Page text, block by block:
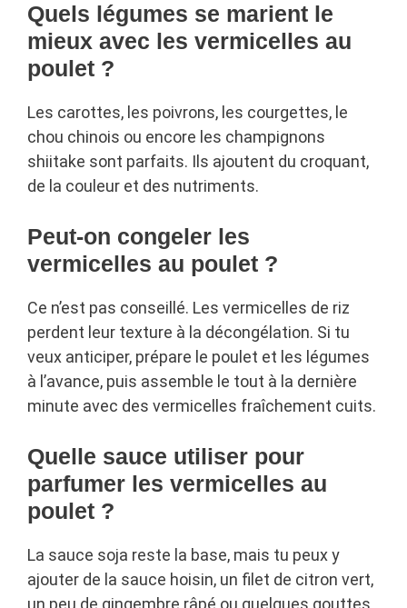
Quels légumes se marient le
mieux avec les vermicelles au
poulet ?
Les carottes, les poivrons, les courgettes, le
chou chinois ou encore les champignons
shiitake sont parfaits. Ils ajoutent du croquant,
de la couleur et des nutriments.
Peut-on congeler les
vermicelles au poulet ?
Ce n’est pas conseillé. Les vermicelles de riz
perdent leur texture à la décongélation. Si tu
veux anticiper, prépare le poulet et les légumes
à l’avance, puis assemble le tout à la dernière
minute avec des vermicelles fraîchement cuits.
Quelle sauce utiliser pour
parfumer les vermicelles au
poulet ?
La sauce soja reste la base, mais tu peux y
ajouter de la sauce hoisin, un filet de citron vert,
un peu de gingembre râpé ou quelques gouttes